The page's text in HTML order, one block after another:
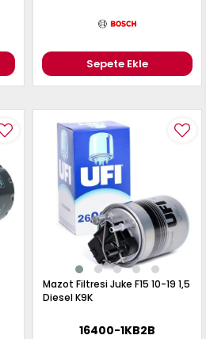
Sepete Ekle
Mazot Filtresi Juke F15 10-19 1,5
Diesel K9K
16400-1KB2B